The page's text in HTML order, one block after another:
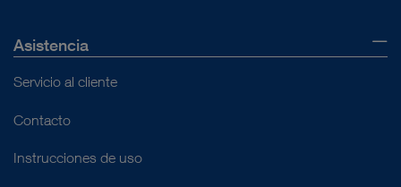
Asistencia
Servicio al cliente
Contacto
Instrucciones de uso